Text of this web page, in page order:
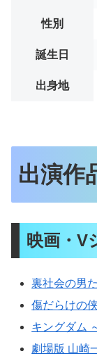
性別
誕生日
出身地
出演作
映画・V
裏社会の男
傷だらけの
キングダム
劇場版 山崎